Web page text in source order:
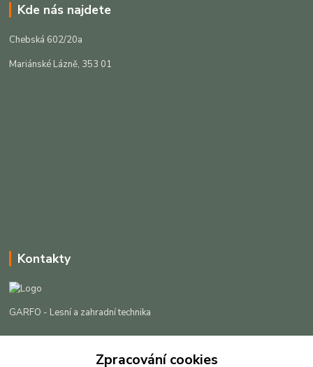
Kde nás najdete
Chebská 602/20a
Mariánské Lázně, 353 01
Kontakty
GARFO - Lesní a zahradní technika
+420 725 301 044
Zpracování cookies